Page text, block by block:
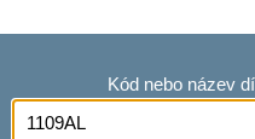
Kód nebo název